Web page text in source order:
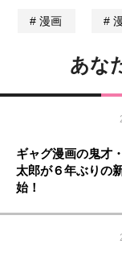
漫画
あな
ギャグ漫画の鬼才
太郎が６年ぶりの
始！